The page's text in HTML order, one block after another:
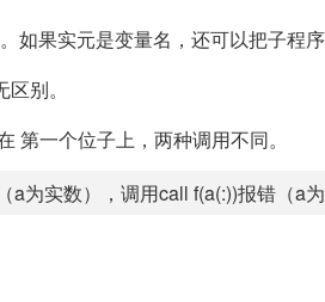
如果实元是变量名，还可以把子程
别。
第一个位子上，两种调用不同。
a为实数），调用call f(a(:))报错（a